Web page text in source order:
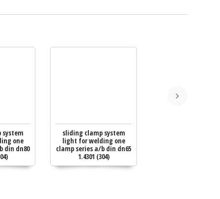
one
din dn80
sliding clamp system
light for welding one
clamp series a/b din dn65
1.4301 (304)